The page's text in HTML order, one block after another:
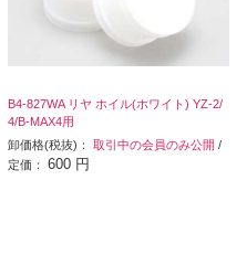
B4-827WA リヤ ホイル(ホワイト) YZ-2/
4/B-MAX4用
卸価格(税抜)：取引中の会員のみ公開 /
定価：600 円